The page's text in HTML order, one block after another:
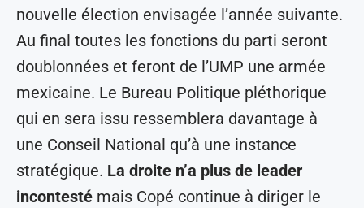
nouvelle élection envisagée l’année suivante.
Au final toutes les fonctions du parti seront
doublonnées et feront de l’UMP une armée
mexicaine. Le Bureau Politique pléthorique
qui en sera issu ressemblera davantage à
une Conseil National qu’à une instance
stratégique. La droite n’a plus de leader
incontesté mais Copé continue à diriger le